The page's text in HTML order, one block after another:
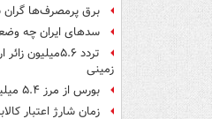
برق پرمصرف‌ها
سدهای ایران چه
زمینی
بورس از مرز ۵.۴ میلیون واحد عبور کرد
زمان شارژ اعتبار